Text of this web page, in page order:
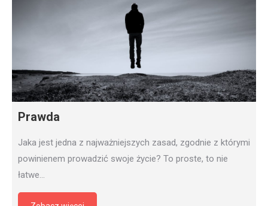
Prawda
Jaka jest jedna z najważniejszych zasad, zgodnie z którymi
powinienem prowadzić swoje życie? To proste, to nie
łatwe…